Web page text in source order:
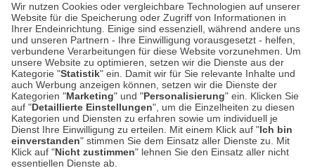
Wir nutzen Cookies oder vergleichbare Technologien auf unserer
Website für die Speicherung oder Zugriff von Informationen in
Ihrer Endeinrichtung. Einige sind essenziell, während andere uns
und unseren Partnern - Ihre Einwilligung vorausgesetzt - helfen,
verbundene Verarbeitungen für diese Website vorzunehmen. Um
unsere Website zu optimieren, setzen wir die Dienste aus der
Kategorie "Statistik" ein. Damit wir für Sie relevante Inhalte und
auch Werbung anzeigen können, setzen wir die Dienste der
Kategorien "Marketing" und "Personalisierung" ein. Klicken Sie
auf "Detaillierte Einstellungen", um die Einzelheiten zu diesen
Kategorien und Diensten zu erfahren sowie um individuell je
Dienst Ihre Einwilligung zu erteilen. Mit einem Klick auf "Ich bin
einverstanden" stimmen Sie dem Einsatz aller Dienste zu. Mit
Klick auf "Nicht zustimmen" lehnen Sie den Einsatz aller nicht
essentiellen Dienste ab.
Unser Geschäft in Meckenheim
Auf dem Steinbüchel 6
53340 Meckenheim
Montag bis Samstag 9:00 Uhr bis 18:00 Uhr
weitere Information